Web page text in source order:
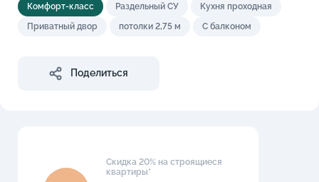
Комфорт-класс Раздельный СУ
Кухня проходная
Приватный двор
потолки 2,75 м С балконом
Поделиться
Скидка 20% на строящиеся
квартиры*